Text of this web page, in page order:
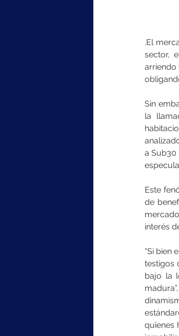
.El
sector,
arriendo
Sin
la
a Sub30
Este
de
interés
“Si bien
testigos
bajo la
quienes